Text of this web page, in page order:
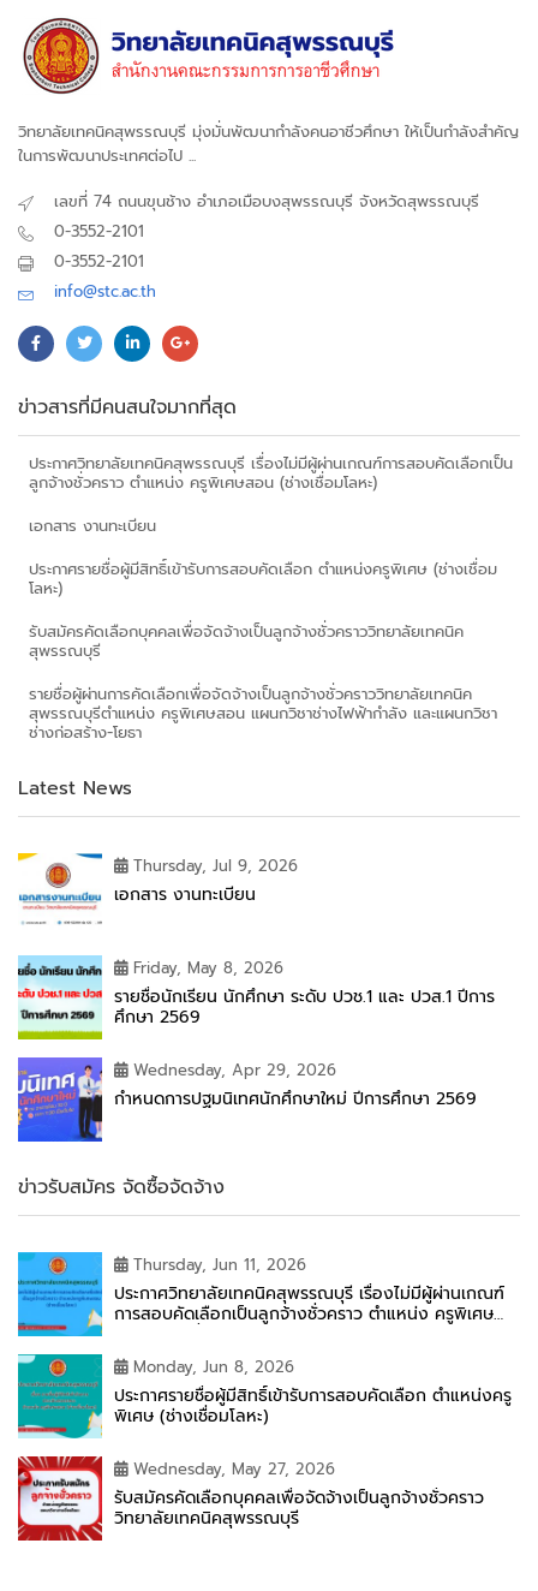
วิทยาลัยเทคนิคสุพรรณบุรี มุ่งมั่นพัฒนากำลังคนอาชีวศึกษา ให้เป็นกำลังสำคัญ
ในการพัฒนาประเทศต่อไป ...
เลขที่ 74 ถนนขุนช้าง อำเภอเมือบงสุพรรณบุรี จังหวัดสุพรรณบุรี
0-3552-2101
0-3552-2101
info@stc.ac.th
ข่าวสารที่มีคนสนใจมากที่สุด
ประกาศวิทยาลัยเทคนิคสุพรรณบุรี เรื่องไม่มีผู้ผ่านเกณฑ์การสอบคัดเลือกเป็น
ลูกจ้างชั่วคราว ตำแหน่ง ครูพิเศษสอน (ช่างเชื่อมโลหะ)
เอกสาร งานทะเบียน
ประกาศรายชื่อผู้มีสิทธิ์เข้ารับการสอบคัดเลือก ตำแหน่งครูพิเศษ (ช่างเชื่อม
โลหะ)
รับสมัครคัดเลือกบุคคลเพื่อจัดจ้างเป็นลูกจ้างชั่วคราววิทยาลัยเทคนิค
สุพรรณบุรี
รายชื่อผู้ผ่านการคัดเลือกเพื่อจัดจ้างเป็นลูกจ้างชั่วคราววิทยาลัยเทคนิค
สุพรรณบุรีตำแหน่ง ครูพิเศษสอน แผนกวิชาช่างไฟฟ้ากำลัง และแผนกวิชา
ช่างก่อสร้าง-โยธา
Latest News
Thursday, Jul 9, 2026
เอกสาร งานทะเบียน
Friday, May 8, 2026
รายชื่อนักเรียน นักศึกษา ระดับ ปวช.1 และ ปวส.1 ปีการ
ศึกษา 2569
Wednesday, Apr 29, 2026
กำหนดการปฐมนิเทศนักศึกษาใหม่ ปีการศึกษา 2569
ข่าวรับสมัคร จัดซื้อจัดจ้าง
Thursday, Jun 11, 2026
ประกาศวิทยาลัยเทคนิคสุพรรณบุรี เรื่องไม่มีผู้ผ่านเกณฑ์
การสอบคัดเลือกเป็นลูกจ้างชั่วคราว ตำแหน่ง ครูพิเศษ
Monday, Jun 8, 2026
ประกาศรายชื่อผู้มีสิทธิ์เข้ารับการสอบคัดเลือก ตำแหน่งครู
พิเศษ (ช่างเชื่อมโลหะ)
Wednesday, May 27, 2026
รับสมัครคัดเลือกบุคคลเพื่อจัดจ้างเป็นลูกจ้างชั่วคราว
วิทยาลัยเทคนิคสุพรรณบุรี